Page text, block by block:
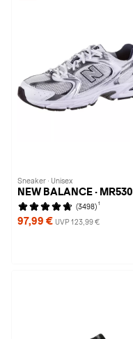
Sneaker · Unisex
NEW BALANCE · MR530
(3498) 1
97,99 € UVP 123,99 €